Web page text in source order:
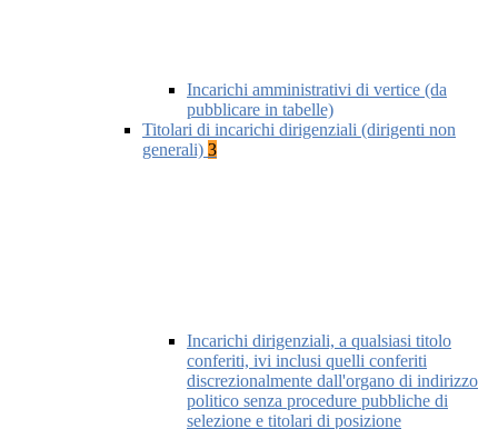
Incarichi amministrativi di vertice (da
pubblicare in tabelle)
Titolari di incarichi dirigenziali (dirigenti non
generali) 3
Incarichi dirigenziali, a qualsiasi titolo
conferiti, ivi inclusi quelli conferiti
discrezionalmente dall'organo di indirizzo
politico senza procedure pubbliche di
selezione e titolari di posizione